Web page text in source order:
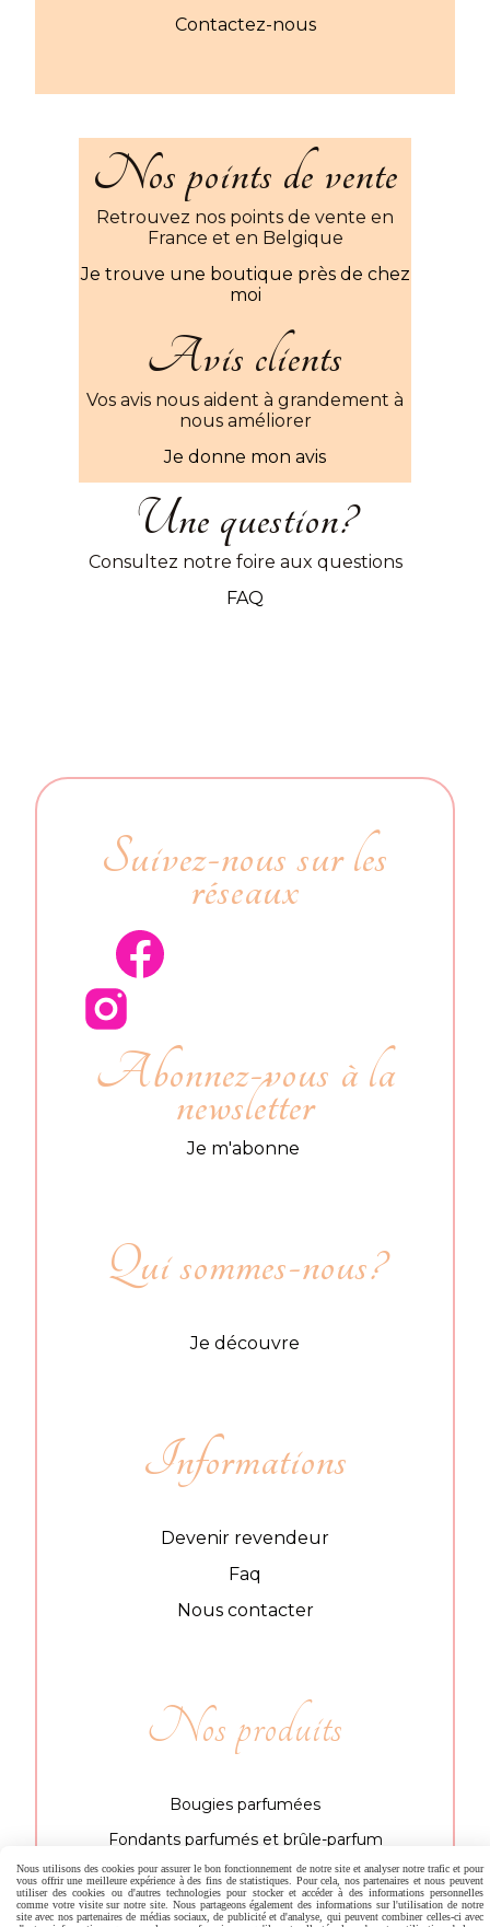
Contactez-nous
Nos points de vente
Retrouvez nos points de vente en
France et en Belgique
Je trouve une boutique près de chez
moi
Avis clients
Vos avis nous aident à grandement à
nous améliorer
Je donne mon avis
Une question?
Consultez notre foire aux questions
FAQ
Suivez-nous sur les
réseaux
Abonnez-vous à la
newsletter
Je m'abonne
Qui sommes-nous?
Je découvre
Informations
Devenir revendeur
Faq
Nous contacter
Nos produits
Bougies parfumées
Fondants parfumés et brûle-parfum
Objets parfumés
Nous utilisons des cookies pour assurer le bon fonctionnement de notre site et analyser notre trafic et pour
vous offrir une meilleure expérience à des fins de statistiques. Pour cela, nos partenaires et nous peuvent
utiliser des cookies ou d'autres technologies pour stocker et accéder à des informations personnelles
comme votre visite sur notre site. Nous partageons également des informations sur l'utilisation de notre
site avec nos partenaires de médias sociaux, de publicité et d'analyse, qui peuvent combiner celles-ci avec